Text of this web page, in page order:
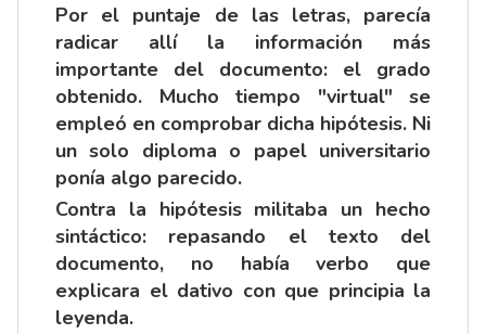
Por el puntaje de las letras, parecía
radicar allí la información más
importante del documento: el grado
obtenido. Mucho tiempo "virtual" se
empleó en comprobar dicha hipótesis. Ni
un solo diploma o papel universitario
ponía algo parecido.
Contra la hipótesis militaba un hecho
sintáctico: repasando el texto del
documento, no había verbo que
explicara el dativo con que principia la
leyenda.